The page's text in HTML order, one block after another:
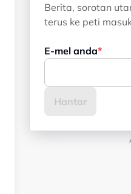
Berita, sorotan
terus ke peti
E-mel anda